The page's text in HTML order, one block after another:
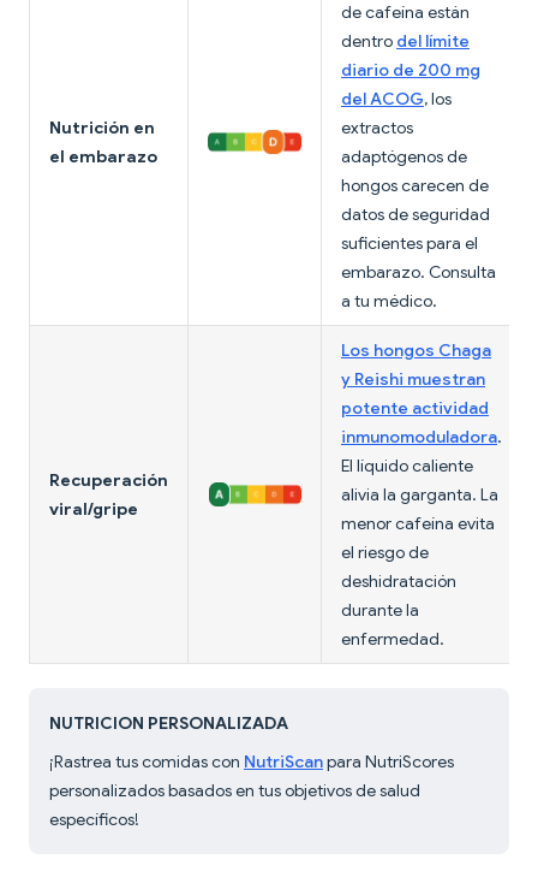
Nutrición en
el embarazo
de cafeína están
dentro del límite
diario de 200 mg
del ACOG, los
extractos
adaptógenos de
hongos carecen de
datos de seguridad
suficientes para el
embarazo. Consulta
a tu médico.
Recuperación
viral/gripe
Los hongos Chaga
y Reishi muestran
potente actividad
inmunomoduladora.
El líquido caliente
alivia la garganta. La
menor cafeína evita
el riesgo de
deshidratación
durante la
enfermedad.
NUTRICION PERSONALIZADA
¡Rastrea tus comidas con NutriScanpara NutriScores
personalizados basados en tus objetivos de salud
específicos!